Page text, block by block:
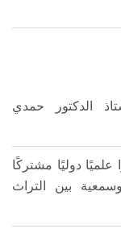
الدكتور حمدي
علميًا دوليًا مشتركًا
بين التراث